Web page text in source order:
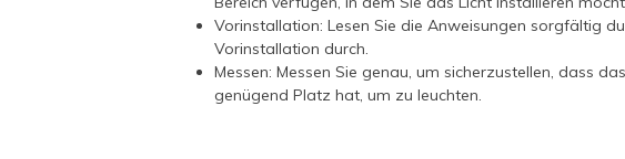
Vorinstallation: Lesen Sie die Anweisungen sorgfältig
Vorinstallation durch.
Messen: Messen Sie genau, um sicherzustellen, dass
genügend Platz hat, um zu leuchten.